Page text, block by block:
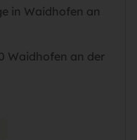
in Waidhofen an
Waidhofen an der